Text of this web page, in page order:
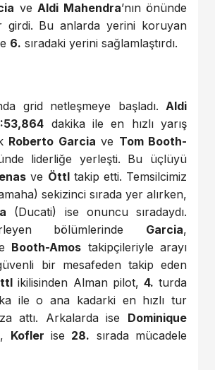
veAldi Mahendra’nın önünde
girdi. Bu anlarda yerini koruyan
6. sıradaki yerini sağlamlaştırdı.
grid netleşmeye başladı. Aldi
dakika ile en hızlı yarış
Roberto Garcia ve Tom Booth-
liderliğe yerleşti. Bu üçlüyü
ve Öttltakip etti. Temsilcimiz
sekizinci sırada yer alırken,
(Ducati) ise onuncu sıradaydı.
bölümlerinde Garcia,
Booth-Amos takipçileriyle arayı
bir mesafeden takip eden
ikilisinden Alman pilot, 4. turda
ile o ana kadarki en hızlı tur
attı. Arkalarda ise Dominique
, Kofler ise 28. sırada mücadele